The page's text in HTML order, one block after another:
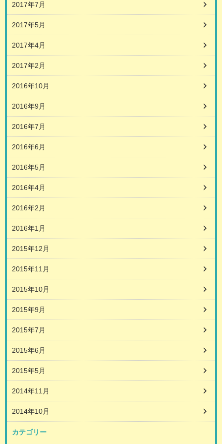
2017年7月
2017年5月
2017年4月
2017年2月
2016年10月
2016年9月
2016年7月
2016年6月
2016年5月
2016年4月
2016年2月
2016年1月
2015年12月
2015年11月
2015年10月
2015年9月
2015年7月
2015年6月
2015年5月
2014年11月
2014年10月
カテゴリー